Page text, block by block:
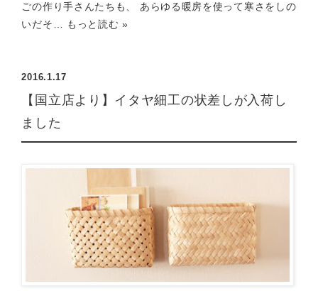
ごの作り手さんたちも、 あらゆる暖房を使って寒さをしの
いだそ…
もっと読む »
2016.1.17
【国立店より】イタヤ細工の状差しが入荷し
ました